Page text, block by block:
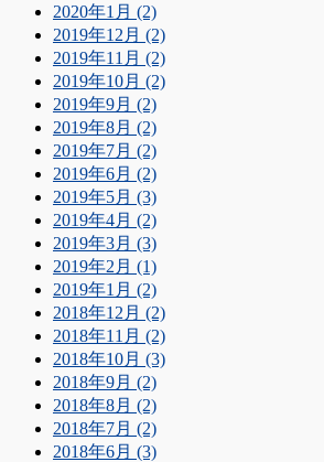
2020年1月 (2)
2019年12月 (2)
2019年11月 (2)
2019年10月 (2)
2019年9月 (2)
2019年8月 (2)
2019年7月 (2)
2019年6月 (2)
2019年5月 (3)
2019年4月 (2)
2019年3月 (3)
2019年2月 (1)
2019年1月 (2)
2018年12月 (2)
2018年11月 (2)
2018年10月 (3)
2018年9月 (2)
2018年8月 (2)
2018年7月 (2)
2018年6月 (3)